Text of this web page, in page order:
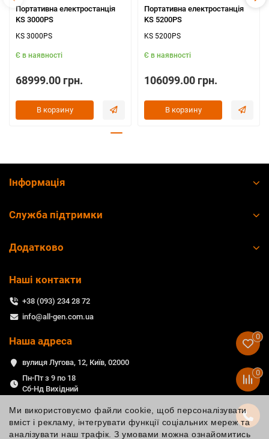
Портативна електростанція
KS 3000PS
KS 3000PS
Є в наявності
68999.00 грн.
В корзину
Портативна електростанція
KS 5200PS
KS 5200PS
Є в наявності
106099.00 грн.
В корзину
Ми використовуємо файли cookie, щоб персоналізувати
вміст і рекламу, інтегрувати функції соціальних мереж та
аналізувати наш трафік. З умовами можна ознайомитись
Інформація
Служба підтримки
Додатково
Наші контакти
+38 (093) 234 28 72
info@all-gen.com.ua
Наша адреса
вулиця Лугова, 12, Київ, 02000
Пн-Пт з 9 по 18
Сб-Нд Вихідний
0
0